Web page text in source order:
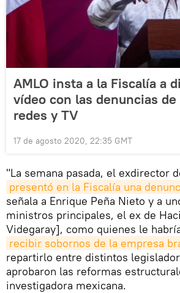
AMLO insta a la Fiscalía a
vídeo con las denuncias de
redes y TV
17 de agosto 2020, 22:35 GMT
"La semana pasada, el exdirector
presentó en la Fiscalía una
señala a Enrique Peña Nieto y a
ministros principales, el ex de
Videgaray], como quienes le
recibir sobornos de la empresa
repartirlo entre distintos
aprobaron las reformas
investigadora mexicana.